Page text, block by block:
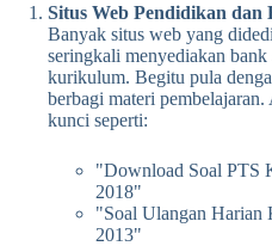
Situs Web Pendidikan dan
Banyak situs web yang
seringkali menyediakan
kurikulum. Begitu pula
berbagi materi
kunci seperti:
"Download Soal PTS
2018"
"Soal Ulangan Harian
2013"